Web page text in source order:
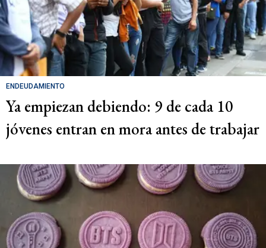
ENDEUDAMIENTO
Ya empiezan debiendo: 9 de cada 10
jóvenes entran en mora antes de trabajar